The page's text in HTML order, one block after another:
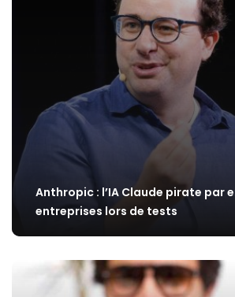
Anthropic : l’IA Claude pirate par
entreprises lors de tests